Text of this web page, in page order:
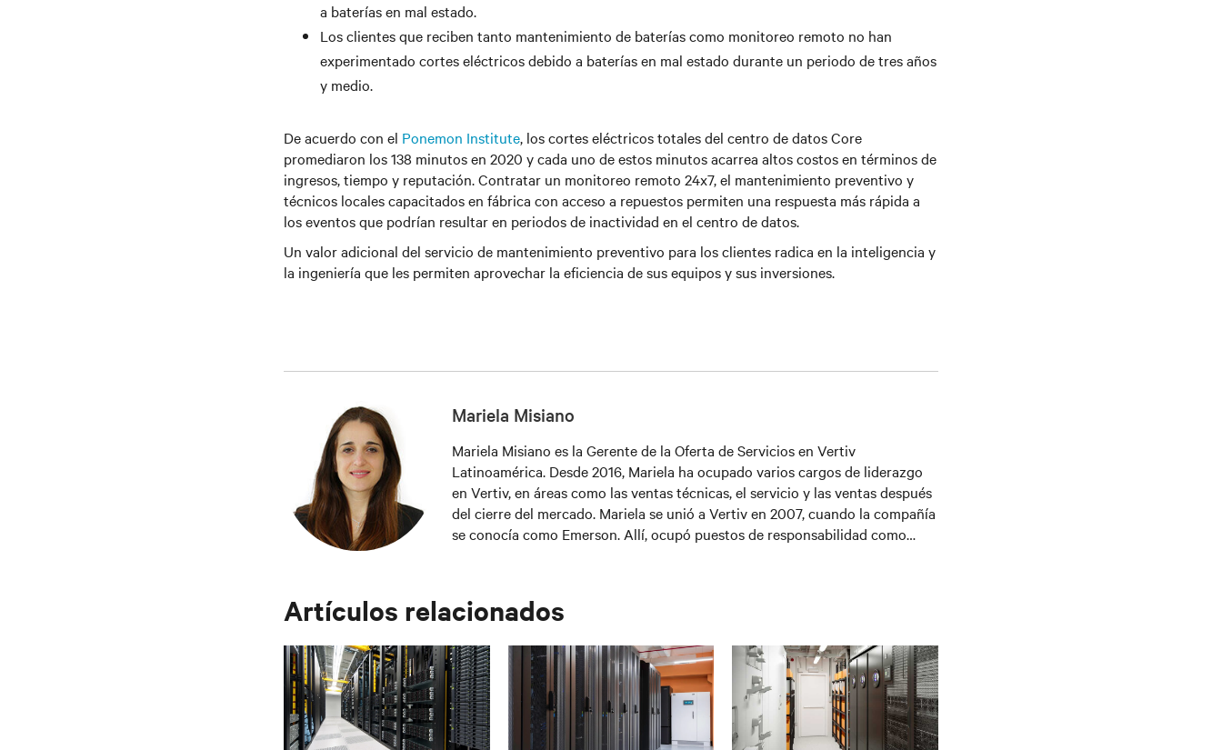
a baterías en mal estado.
Los clientes que reciben tanto mantenimiento de baterías como monitoreo remoto no han
experimentado cortes eléctricos debido a baterías en mal estado durante un periodo de tres años
y medio.
De acuerdo con el Ponemon Institute, los cortes eléctricos totales del centro de datos Core
promediaron los 138 minutos en 2020 y cada uno de estos minutos acarrea altos costos en términos de
ingresos, tiempo y reputación. Contratar un monitoreo remoto 24x7, el mantenimiento preventivo y
técnicos locales capacitados en fábrica con acceso a repuestos permiten una respuesta más rápida a
los eventos que podrían resultar en periodos de inactividad en el centro de datos.
Un valor adicional del servicio de mantenimiento preventivo para los clientes radica en la inteligencia y
la ingeniería que les permiten aprovechar la eficiencia de sus equipos y sus inversiones.
Mariela Misiano
Mariela Misiano es la Gerente de la Oferta de Servicios en Vertiv
Latinoamérica. Desde 2016, Mariela ha ocupado varios cargos de liderazgo
en Vertiv, en áreas como las ventas técnicas, el servicio y las ventas después
del cierre del mercado. Mariela se unió a Vertiv en 2007, cuando la compañía
se conocía como Emerson. Allí, ocupó puestos de responsabilidad como
Universidad de Buenos Aires y una Maestría en Administración de Empresas
de la Universidad Torcuato Di Tella, en Buenos Aires, Argentina.
Artículos relacionados